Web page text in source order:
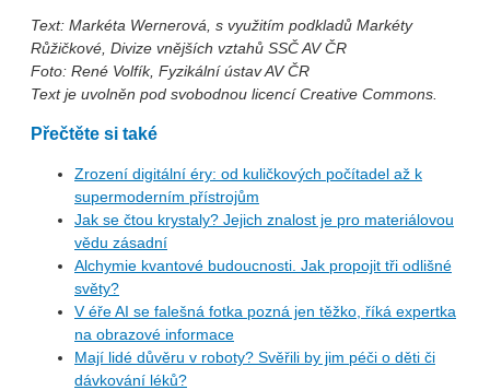
Text: Markéta Wernerová, s využitím podkladů Markéty
Růžičkové, Divize vnějších vztahů SSČ AV ČR
Foto: René Volfík, Fyzikální ústav AV ČR
Text je uvolněn pod svobodnou licencí Creative Commons.
Přečtěte si také
Zrození digitální éry: od kuličkových počítadel až k
supermoderním přístrojům
Jak se čtou krystaly? Jejich znalost je pro materiálovou
vědu zásadní
Alchymie kvantové budoucnosti. Jak propojit tři odlišné
světy?
V éře AI se falešná fotka pozná jen těžko, říká expertka
na obrazové informace
Mají lidé důvěru v roboty? Svěřili by jim péči o děti či
dávkování léků?